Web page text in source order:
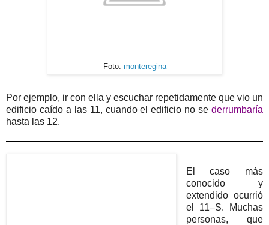
Foto: monteregina
Por ejemplo, ir con ella y escuchar repetidamente que vio un
edificio caído a las 11, cuando el edificio no se derrumbaría
hasta las 12.
El caso más
conocido y
extendido ocurrió
el 11–S. Muchas
personas, que